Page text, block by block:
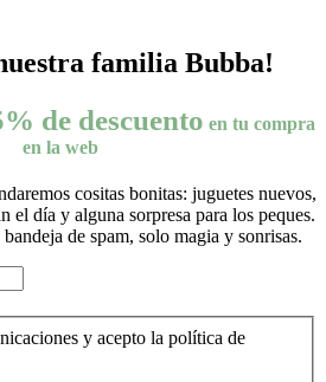
familia Bubba!
de descuento en tu compra
en la web
cositas bonitas: juguetes nuevos,
el día y alguna sorpresa para los peques.
de spam, solo magia y sonrisas.
y acepto la política de